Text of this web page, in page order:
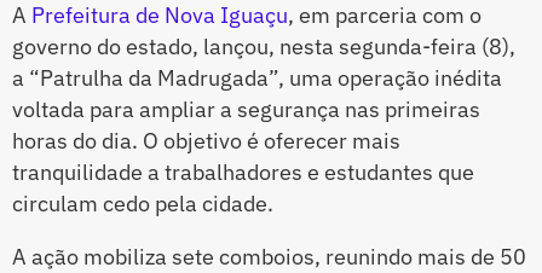
A Prefeitura de Nova Iguaçu, em parceria com o
governo do estado, lançou, nesta segunda-feira (8),
a “Patrulha da Madrugada”, uma operação inédita
voltada para ampliar a segurança nas primeiras
horas do dia. O objetivo é oferecer mais
tranquilidade a trabalhadores e estudantes que
circulam cedo pela cidade.
A ação mobiliza sete comboios, reunindo mais de 50